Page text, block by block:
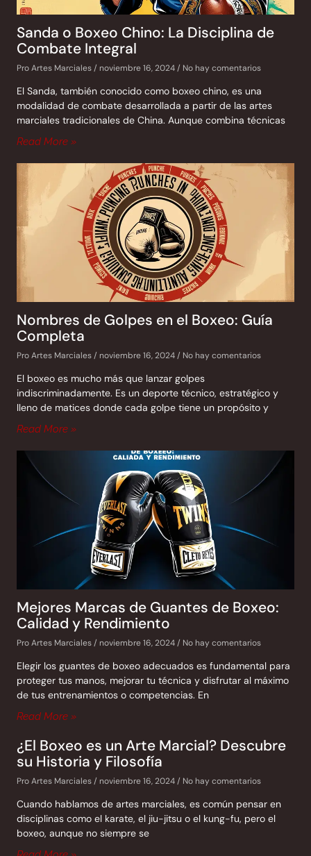
Sanda o Boxeo Chino: La Disciplina de
Combate Integral
Pro Artes Marciales noviembre 16, 2024 No hay comentarios
El Sanda, también conocido como boxeo chino, es una
modalidad de combate desarrollada a partir de las artes
marciales tradicionales de China. Aunque combina técnicas
Read More »
Nombres de Golpes en el Boxeo: Guía
Completa
Pro Artes Marciales noviembre 16, 2024 No hay comentarios
El boxeo es mucho más que lanzar golpes
indiscriminadamente. Es un deporte técnico, estratégico y
lleno de matices donde cada golpe tiene un propósito y
Read More »
Mejores Marcas de Guantes de Boxeo:
Calidad y Rendimiento
Pro Artes Marciales noviembre 16, 2024 No hay comentarios
Elegir los guantes de boxeo adecuados es fundamental para
proteger tus manos, mejorar tu técnica y disfrutar al máximo
de tus entrenamientos o competencias. En
Read More »
¿El Boxeo es un Arte Marcial? Descubre
su Historia y Filosofía
Pro Artes Marciales noviembre 16, 2024 No hay comentarios
Cuando hablamos de artes marciales, es común pensar en
disciplinas como el karate, el jiu-jitsu o el kung-fu, pero el
boxeo, aunque no siempre se